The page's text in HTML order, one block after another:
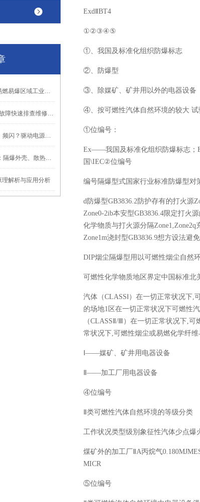
250W LED防爆泛光灯：易燃易爆区域工业固定照明装置
led防爆工厂灯频闪、不亮故障快速排查维修方法
工厂防爆LED灯亮度变暗、频闪？驱动电源故障检修方法
一文读懂40W防爆LED灯：隔爆外壳、散热、防爆认证原理
解析与应用分析
ExdⅡBT4
①②③④⑤
①、我国及标准化组织防爆标志
②、防爆型
③、除媒矿、矿井用以外的电器设备
④、按可燃性汽体自然环境的较大
①位编号：
Ex——我国及标准化组织防爆标志
国\IEC②位编号
编号隔爆型式国家行业标准防爆型对
d防爆型GB3836.2防护存有的打火源
Zone0-2ib本安型GB3836.4限定打火
化学物质与打火源分隔
Zone1m浇封型GB3836.9想方设法避
DIP烟尘隔爆型用以可燃性烟尘自然
可燃性化学物质地区界定中国标准北
汽体（CLASSⅠ）在一切正常状况下,
的场地1区在一切正常状况下可燃性
（CLASSⅡ/Ⅲ）在一切正常状况下,
常状况下,可燃性烟尘或易燃化学纤
Ⅰ——媒矿、矿井用电器设备
Ⅱ——加工厂用电器设备
④位编号
Ⅱ类可燃性汽体自然环境的等级分类
工作状况类型级別象征性汽体少点爆
煤矿外的加工厂 ⅡA丙烷气
MICR
⑤位编号